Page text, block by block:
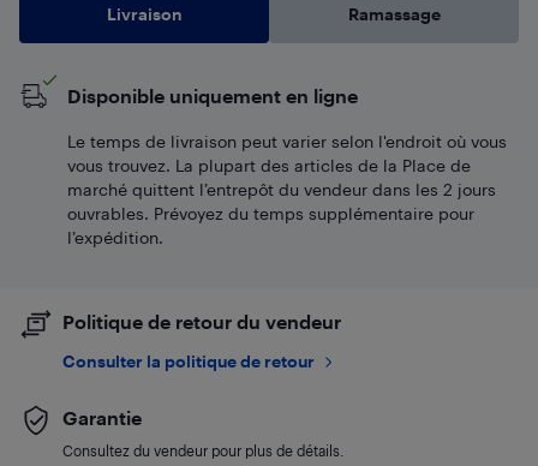
Livraison Ramassage
Disponible uniquement en ligne
Le temps de livraison peut varier selon l'endroit où vous
vous trouvez. La plupart des articles de la Place de
marché quittent l’entrepôt du vendeur dans les 2 jours
ouvrables. Prévoyez du temps supplémentaire pour
l’expédition.
Politique de retour du vendeur
Consulter la politique de retour
Garantie
Consultez du vendeur pour plus de détails.